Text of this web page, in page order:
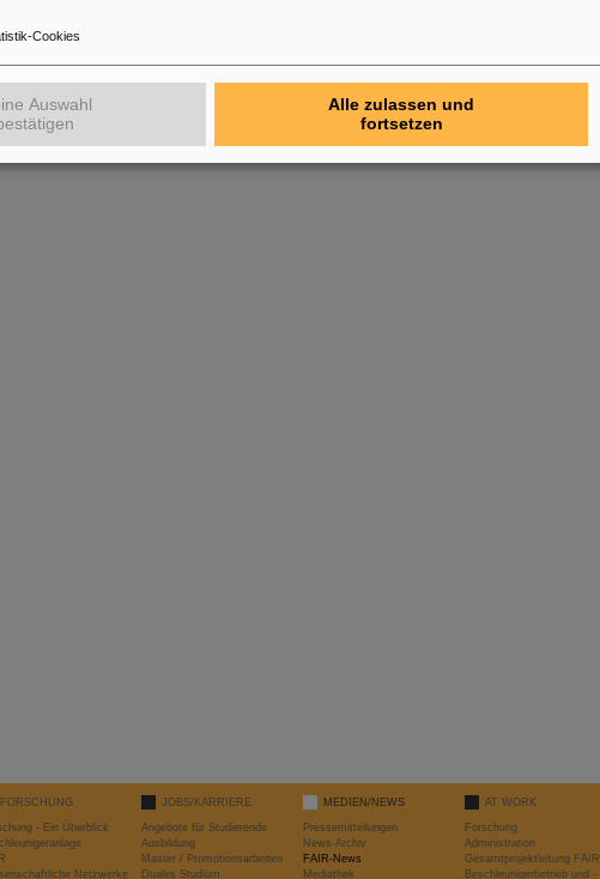
FORSCHUNG
- Ein Überblick
Netzwerke
JOBS/KARRIERE
Angebote für Studierende
Ausbildung
Master / Promotionsarbeiten
Duales Studium
MEDIEN/NEWS
Pressemitteilungen
News-Archiv
FAIR-News
Mediathek
AT WORK
Forschung
Administration
Gesamtprojektleitung FAIR
Beschleunigerbetrieb und -
Cookies
Auswahl
Alle zulassen und
fortsetzen